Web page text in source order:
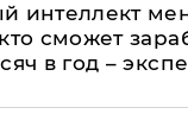
интеллект
сможет
в год –